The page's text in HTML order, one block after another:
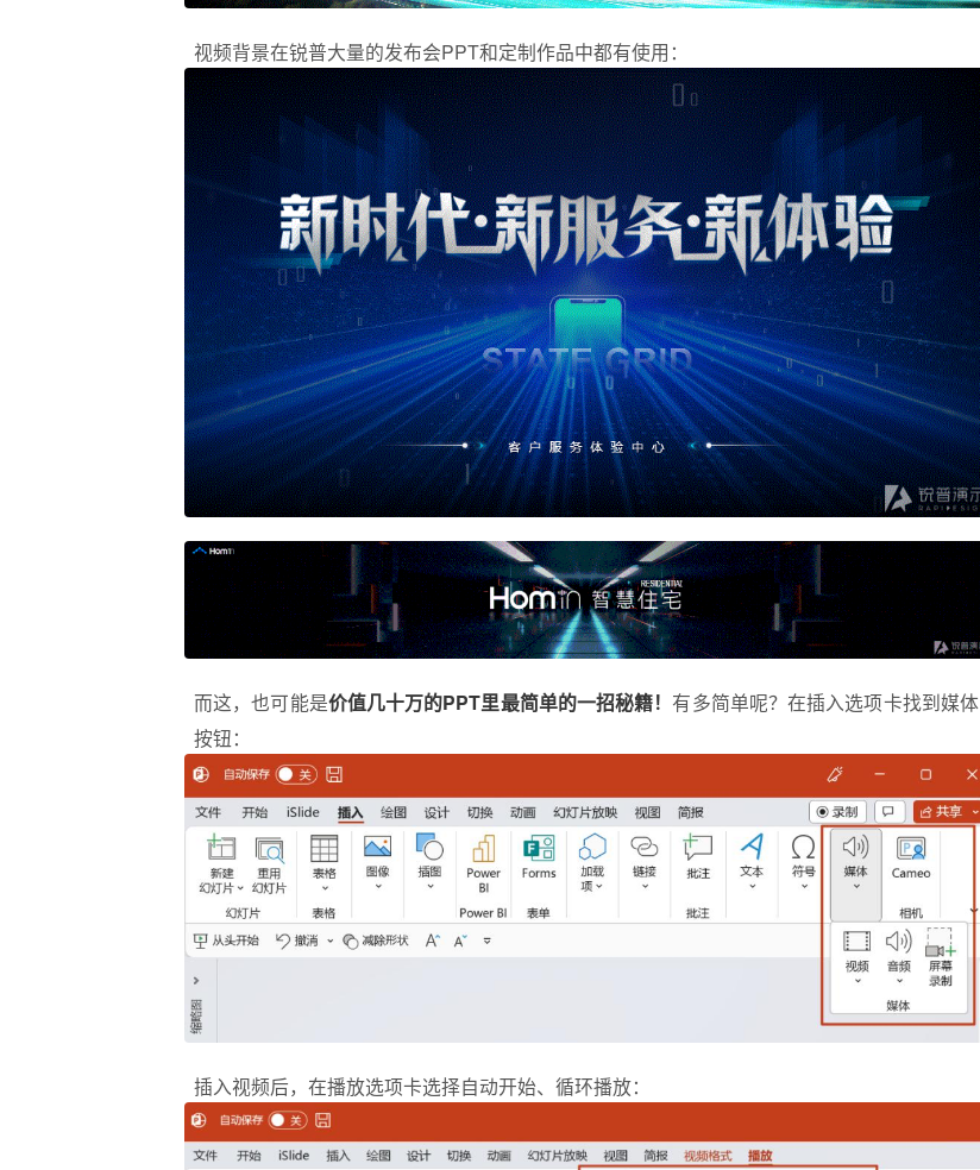
视频背景在锐普大量的发布会PPT和定制作品中都有使用：
而这，也可能是价值几十万的PPT里最简单的一招秘籍！ 有多简单呢？在插入选项卡找到媒体
按钮：
插入视频后，在播放选项卡选择自动开始、循环播放：